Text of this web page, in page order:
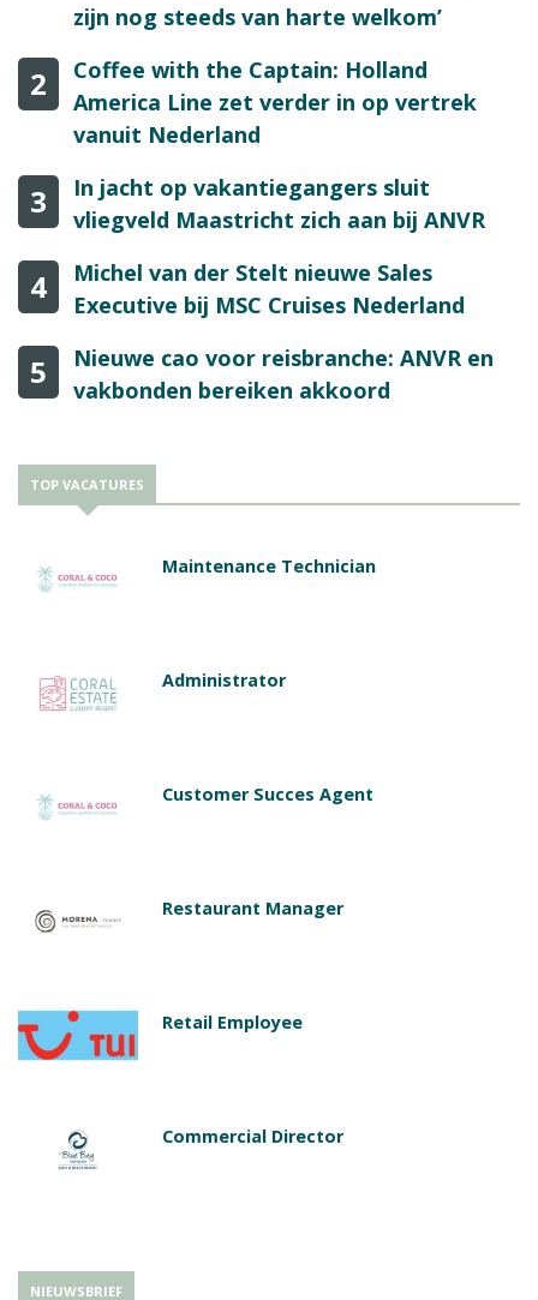
zijn nog steeds van harte welkom’
2
Coffee with the Captain: Holland
America Line zet verder in op vertrek
vanuit Nederland
3
In jacht op vakantiegangers sluit
vliegveld Maastricht zich aan bij ANVR
4
Michel van der Stelt nieuwe Sales
Executive bij MSC Cruises Nederland
5
Nieuwe cao voor reisbranche: ANVR en
vakbonden bereiken akkoord
TOP VACATURES
Maintenance Technician
Administrator
Customer Succes Agent
Restaurant Manager
Retail Employee
Commercial Director
NIEUWSBRIEF